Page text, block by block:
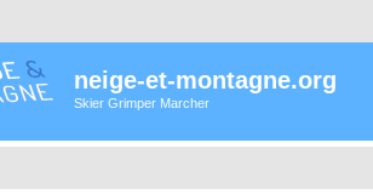
neige-et-montagne.org
Skier Grimper Marcher